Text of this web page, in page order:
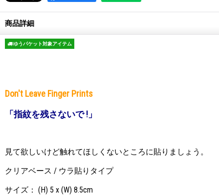
商品詳細
ゆうパケット対象アイテム
Don't Leave Finger Prints
「指紋を残さないで !」
見て欲しいけど触れてほしくないところに貼りましょう。
クリアベース / ウラ貼りタイプ
サイズ： (H) 5 x (W) 8.5cm